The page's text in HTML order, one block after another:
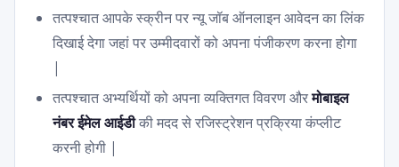
तत्पश्चात आपके स्क्रीन पर न्यू जॉब ऑनलाइन आवेदन का लिंक
दिखाई देगा जहां पर उम्मीदवारों को अपना पंजीकरण करना होगा
|
तत्पश्चात अभ्यर्थियों को अपना व्यक्तिगत विवरण औरमोबाइल
नंबर ईमेल आईडीकी मदद से रजिस्ट्रेशन प्रक्रिया कंप्लीट
करनी होगी |